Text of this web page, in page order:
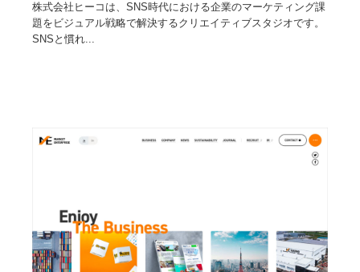
株式会社ヒーコは、SNS時代における企業のマーケティング課
題をビジュアル戦略で解決するクリエイティブスタジオです。
SNSと慣れ...